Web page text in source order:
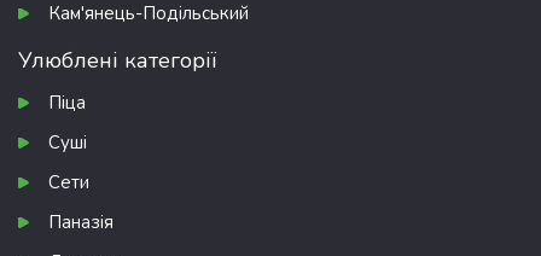
Кам'янець-Подільський
Улюблені категорії
Піца
Суші
Сети
Паназія